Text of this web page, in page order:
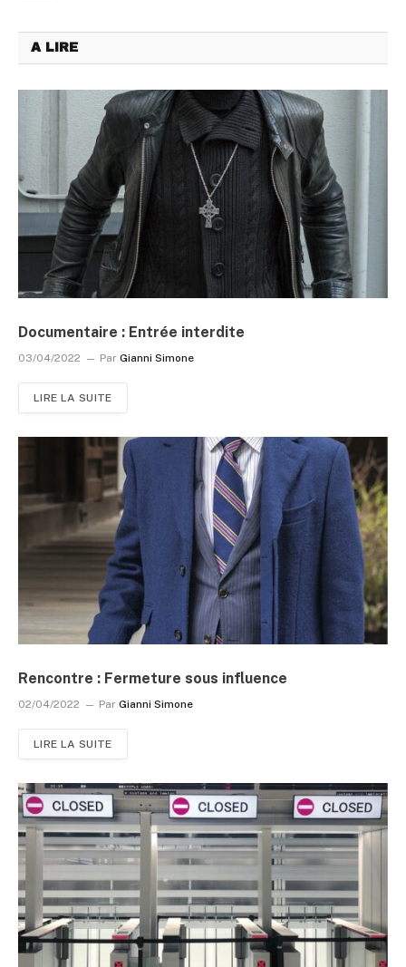
A LIRE
Documentaire : Entrée interdite
03/04/2022 Par Gianni Simone
LIRE LA SUITE
Rencontre : Fermeture sous influence
02/04/2022 Par Gianni Simone
LIRE LA SUITE